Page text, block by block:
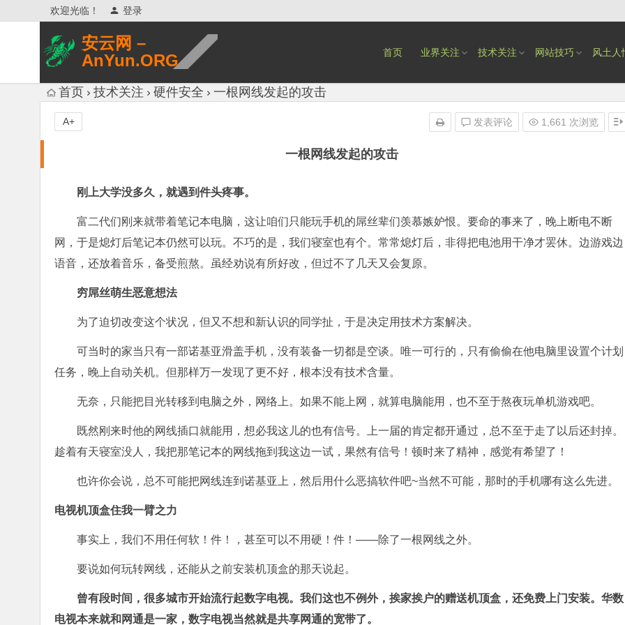
欢迎光临！ 登录
安云网 –
AnYun.ORG
网络安全研究、网络各种猎奇八卦。
首页 业界关注 技术关注 网站技巧 风土人
首页 技术关注 硬件安全 一根网线发起的攻击
一根网线发起的攻击
发表评论 1,661 次浏览
A+
刚上大学没多久，就遇到件头疼事。
富二代们刚来就带着笔记本电脑，这让咱们只能玩手机的屌丝辈们羡慕嫉妒恨。要命的事来了，晚上断电不断
网，于是熄灯后笔记本仍然可以玩。不巧的是，我们寝室也有个。常常熄灯后，非得把电池用干净才罢休。边游戏边
语音，还放着音乐，备受煎熬。虽经劝说有所好改，但过不了几天又会复原。
穷屌丝萌生恶意想法
为了迫切改变这个状况，但又不想和新认识的同学扯，于是决定用技术方案解决。
可当时的家当只有一部诺基亚滑盖手机，没有装备一切都是空谈。唯一可行的，只有偷偷在他电脑里设置个计划
任务，晚上自动关机。但那样万一发现了更不好，根本没有技术含量。
无奈，只能把目光转移到电脑之外，网络上。如果不能上网，就算电脑能用，也不至于熬夜玩单机游戏吧。
既然刚来时他的网线插口就能用，想必我这儿的也有信号。上一届的肯定都开通过，总不至于走了以后还封掉。
趁着有天寝室没人，我把那笔记本的网线拖到我这边一试，果然有信号！顿时来了精神，感觉有希望了！
也许你会说，总不可能把网线连到诺基亚上，然后用什么恶搞软件吧~当然不可能，那时的手机哪有这么先进。
电视机顶盒住我一臂之力
事实上，我们不用任何软！件！，甚至可以不用硬！件！——除了一根网线之外。
要说如何玩转网线，还能从之前安装机顶盒的那天说起。
曾有段时间，很多城市开始流行起数字电视。我们这也不例外，挨家挨户的赠送机顶盒，还免费上门安装。华数
电视本来就和网通是一家，数字电视当然就是共享网通的宽带了。